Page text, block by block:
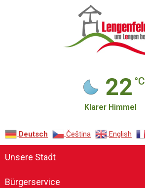
22 °C
Klarer Himmel
Deutsch Čeština‎ English
Unsere Stadt
Bürgerservice